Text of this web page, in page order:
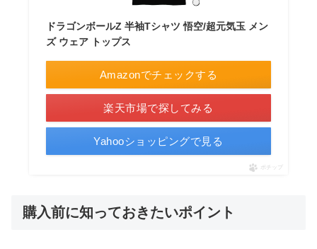
ドラゴンボールZ 半袖Tシャツ 悟空/超元気玉 メン
ズ ウェア トップス
Amazonでチェックする
楽天市場で探してみる
Yahooショッピングで見る
ポチップ
購入前に知っておきたいポイント